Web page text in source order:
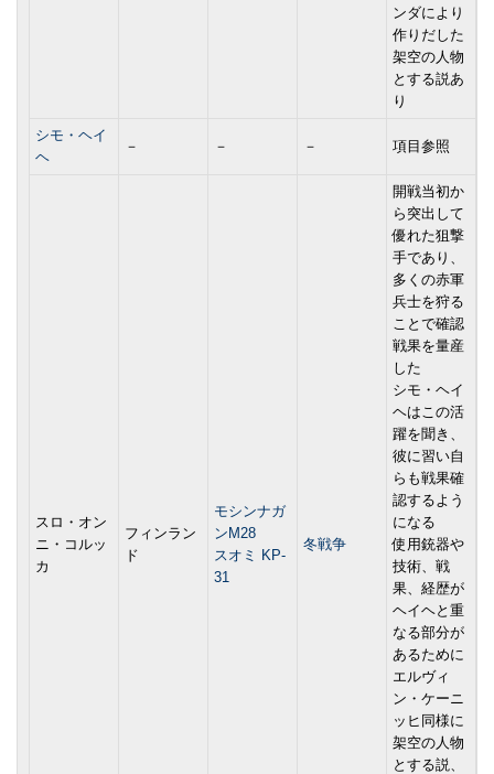
ンダにより
作りだした
架空の人物
とする説あ
り
シモ・ヘイ
ヘ
－ － － 項目参照
スロ・オン
ニ・コルッ
カ
フィンラン
ド
モシンナガ
ンM28
スオミ KP-
31
冬戦争
開戦当初か
ら突出して
優れた狙撃
手であり、
多くの赤軍
兵士を狩る
ことで確認
戦果を量産
した
シモ・ヘイ
ヘはこの活
躍を聞き、
彼に習い自
らも戦果確
認するよう
になる
使用銃器や
技術、戦
果、経歴が
ヘイヘと重
なる部分が
あるために
エルヴィ
ン・ケーニ
ッヒ同様に
架空の人物
とする説、